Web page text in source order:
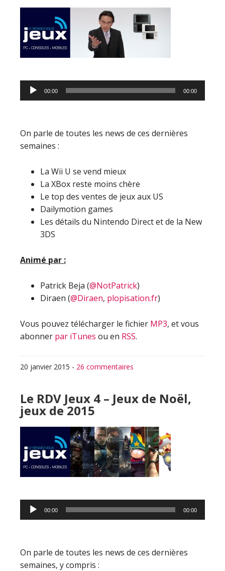
Lecteur
audio
00:00 00:00
On parle de toutes les news de ces dernières
semaines :
La Wii U se vend mieux
La XBox reste moins chère
Le top des ventes de jeux aux US
Dailymotion games
Les détails du Nintendo Direct et de la New
3DS
Animé par :
Patrick Beja (@NotPatrick)
Diraen (@Diraen, plopisation.fr)
Vous pouvez télécharger le fichier MP3, et vous
abonner par iTunes ou en RSS.
20 janvier 2015 - 26 commentaires
Le RDV Jeux 4 – Jeux de Noël,
jeux de 2015
Lecteur
audio
00:00 00:00
On parle de toutes les news de ces dernières
semaines, y compris :